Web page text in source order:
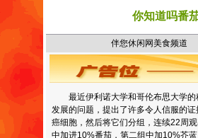
你知道吗番
伴您休闲网美食频
最近伊利诺大学和哥伦布思大学
发展的问题，提出了许多令人信服的
癌细胞，然后将它们分组，连续22周
中加进10%番茄，第二组中加10%芥